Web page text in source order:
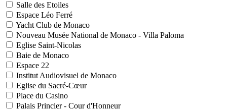
Salle des Etoiles
Espace Léo Ferré
Yacht Club de Monaco
Nouveau Musée National de Monaco - Villa Paloma
Eglise Saint-Nicolas
Baie de Monaco
Espace 22
Institut Audiovisuel de Monaco
Eglise du Sacré-Cœur
Place du Casino
Palais Princier - Cour d'Honneur